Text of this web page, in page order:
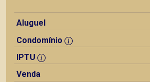
Aluguel
Condomínio
IPTU
Venda